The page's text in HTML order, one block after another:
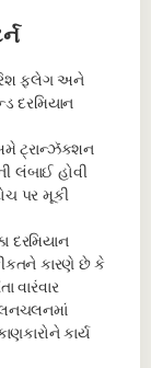
ફ્લેગ અને
દરમિયાન
ટ્રાન્ઝૅક્શન
લંબાઈ હોવી
પર મૂકી
દરમિયાન
કારણે છે કે
વારંવાર
કાર્ય